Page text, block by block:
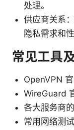
处理。
供应商关系
隐私需求和
常见工具
OpenVPN
WireGuard
各大服务商
常用网络测